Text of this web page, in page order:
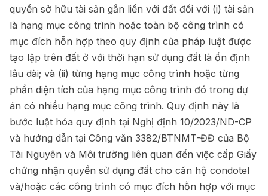
quyền sở hữu tài sản gắn liền với đất đối với (i) tài sản
là hạng mục công trình hoặc toàn bộ công trình có
mục đích hỗn hợp theo quy định của pháp luật được
tạo lập trên đất ở với thời hạn sử dụng đất là ổn định
lâu dài; và (ii) từng hạng mục công trình hoặc từng
phần diện tích của hạng mục công trình đó trong dự
án có nhiều hạng mục công trình. Quy định này là
bước luật hóa quy định tại Nghị định 10/2023/ND-CP
và hướng dẫn tại Công văn 3382/BTNMT-ĐĐ của Bộ
Tài Nguyên và Môi trường liên quan đến việc cấp Giấy
chứng nhận quyền sử dụng đất cho căn hộ condotel
và/hoặc các công trình có mục đích hỗn hợp với mục